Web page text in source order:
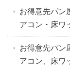
お得意先パン
アコン・床ワ
お得意先パン
アコン、床ワ